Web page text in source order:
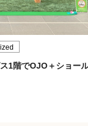
1階でOJO＋ショー